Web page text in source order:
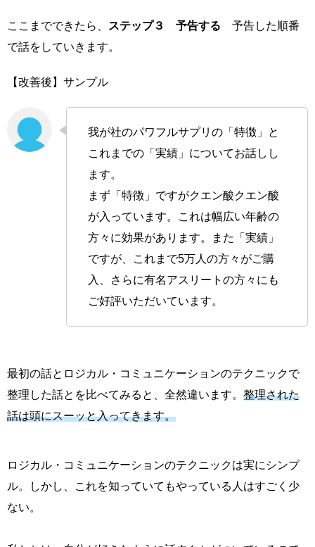
ここまでできたら、 ステップ３ 予告する 予告した順番
で話をしていきます。
【改善後】サンプル
我が社のパワフルサプリの「特徴」と
これまでの「実績」についてお話しし
ます。
まず「特徴」ですがクエン酸クエン酸
が入っています。これは幅広い年齢の
方々に効果があります。また「実績」
ですが、これまで5万人の方々がご購
入、さらに有名アスリートの方々にも
ご好評いただいています。
最初の話とロジカル・コミュニケーションのテクニックで
整理した話とを比べてみると、全然違います。 整理された
話は頭にスーッと入ってきます。
ロジカル・コミュニケーションのテクニックは実にシンプ
ル。しかし、これを知っていてもやっている人はすごく少
ない。